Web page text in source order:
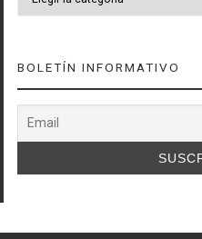
BOLETÍN INFORMATIVO